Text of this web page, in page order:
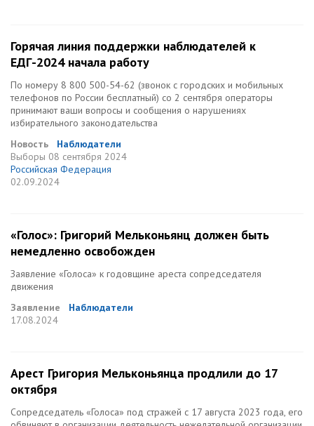
Горячая линия поддержки наблюдателей к
ЕДГ-2024 начала работу
По номеру 8 800 500-54-62 (звонок c городских и мобильных
телефонов по России бесплатный) со 2 сентября операторы
принимают ваши вопросы и сообщения о нарушениях
избирательного законодательства
Новость
Наблюдатели
Выборы 08 сентября 2024
Российская Федерация
02.09.2024
«Голос»: Григорий Мельконьянц должен быть
немедленно освобожден
Заявление «Голоса» к годовщине ареста сопредседателя
движения
Заявление
Наблюдатели
17.08.2024
Арест Григория Мельконьянца продлили до 17
октября
Сопредседатель «Голоса» под стражей с 17 августа 2023 года, его